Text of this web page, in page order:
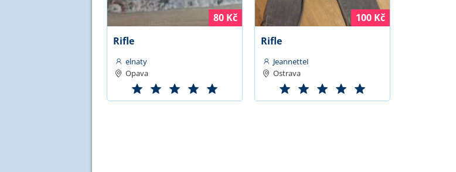
Rifle
80 Kč
elnaty
Opava
Rifle
100 Kč
JeannetteI
Ostrava